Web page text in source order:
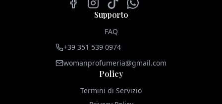
FacebookInstagram
TikTok
Supporto
FAQ
+39 351 539 0974
womanprofumeria@gmail.com
Policy
Termini di Servizio